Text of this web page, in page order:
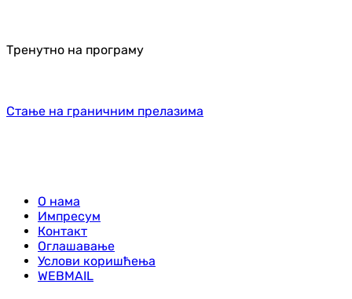
Тренутно на програму
Стање на граничним прелазима
О нама
Импресум
Контакт
Оглашавање
Услови коришћења
WEBMAIL